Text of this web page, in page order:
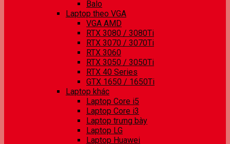
Balo
Laptop theo VGA
VGA AMD
RTX 3080 / 3080Ti
RTX 3070 / 3070Ti
RTX 3060
RTX 3050 / 3050Ti
RTX 40 Series
GTX 1650 / 1650Ti
Laptop khác
Laptop Core i5
Laptop Core i3
Laptop trưng bày
Laptop LG
Laptop Huawei